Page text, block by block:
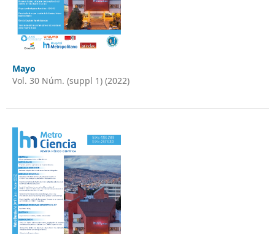
Mayo
Vol. 30 Núm. (suppl 1) (2022)